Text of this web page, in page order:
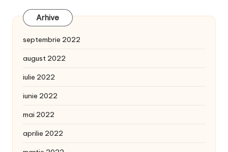
Arhive
septembrie 2022
august 2022
iulie 2022
iunie 2022
mai 2022
aprilie 2022